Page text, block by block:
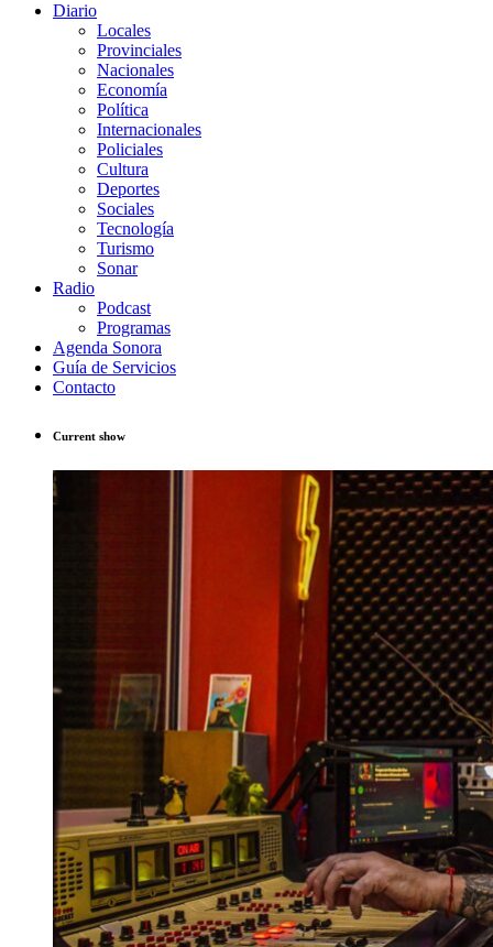
Diario
Locales
Provinciales
Nacionales
Economía
Política
Internacionales
Policiales
Cultura
Deportes
Sociales
Tecnología
Turismo
Sonar
Radio
Podcast
Programas
Agenda Sonora
Guía de Servicios
Contacto
Current show